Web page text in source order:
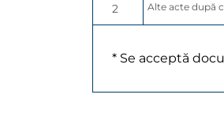
2 Alte acte după
* Se acceptă